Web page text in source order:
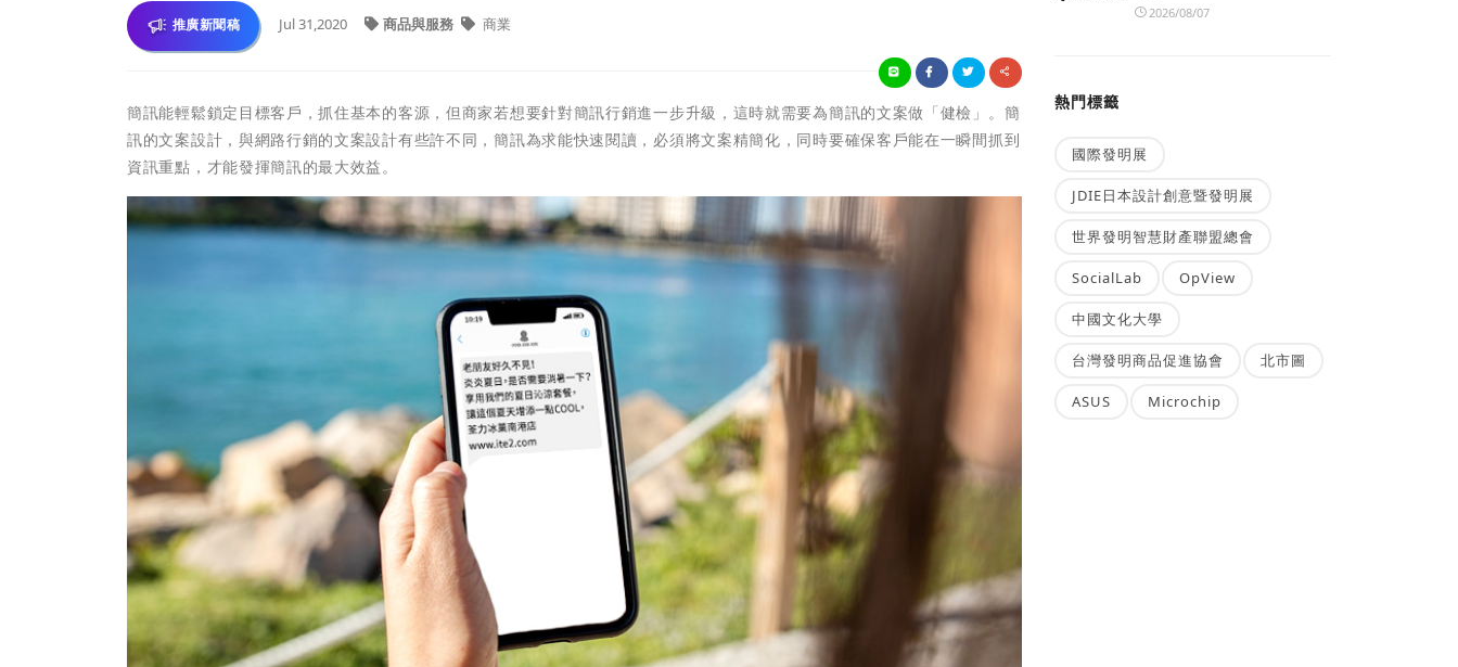
推廣新聞稿 Jul 31,2020 商品與服務 商業
簡訊能輕鬆鎖定目標客戶，抓住基本的客源，但商家若想要針對簡訊行銷進一步升級，這時就需要為簡訊的文案做「健檢」。簡
訊的文案設計，與網路行銷的文案設計有些許不同，簡訊為求能快速閱讀，必須將文案精簡化，同時要確保客戶能在一瞬間抓到
資訊重點，才能發揮簡訊的最大效益。
2026/08/07
熱門標籤
國際發明展
JDIE日本設計創意暨發明展
世界發明智慧財產聯盟總會
SocialLab OpView
中國文化大學
台灣發明商品促進協會 北市圖
ASUS Microchip